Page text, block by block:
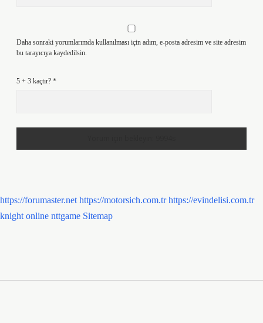
Daha sonraki yorumlarımda kullanılması için adım, e-posta adresim ve site adresim
bu tarayıcıya kaydedilsin.
5 + 3 kaçtır? *
https://forumaster.net https://motorsich.com.tr https://evindelisi.com.tr
knight online nttgame Sitemap